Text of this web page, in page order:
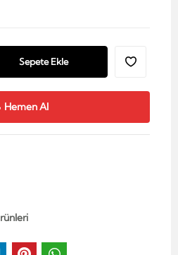
Sepete Ekle
Hemen Al